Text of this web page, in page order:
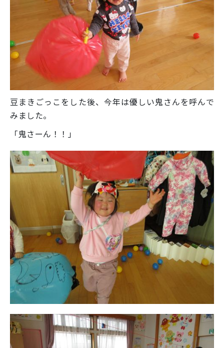
豆まきごっこをした後、今年は優しい鬼さんを呼んで
みました。
「鬼さーん！！」